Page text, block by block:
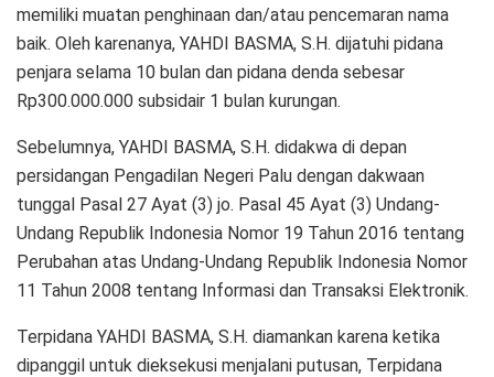
memiliki muatan penghinaan dan/atau pencemaran nama
baik. Oleh karenanya, YAHDI BASMA, S.H. dijatuhi pidana
penjara selama 10 bulan dan pidana denda sebesar
Rp300.000.000 subsidair 1 bulan kurungan.
Sebelumnya, YAHDI BASMA, S.H. didakwa di depan
persidangan Pengadilan Negeri Palu dengan dakwaan
tunggal Pasal 27 Ayat (3) jo. Pasal 45 Ayat (3) Undang-
Undang Republik Indonesia Nomor 19 Tahun 2016 tentang
Perubahan atas Undang-Undang Republik Indonesia Nomor
11 Tahun 2008 tentang Informasi dan Transaksi Elektronik.
Terpidana YAHDI BASMA, S.H. diamankan karena ketika
dipanggil untuk dieksekusi menjalani putusan, Terpidana